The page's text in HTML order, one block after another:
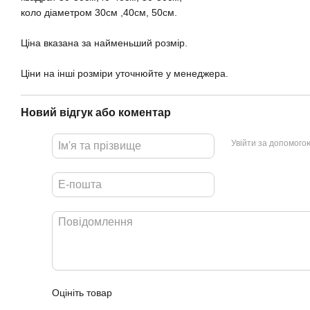
коло діаметром 30см ,40см, 50см.
Ціна вказана за найменьший розмір.
Ціни на інші розміри уточнюйте у менеджера.
Новий відгук або коментар
Увійти за
Оцініть товар